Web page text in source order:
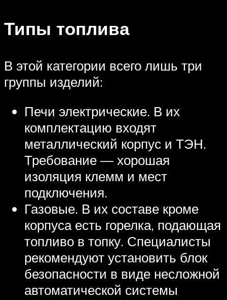
Типы топлива
В этой категории всего лишь три
группы изделий:
Печи электрические. В их
комплектацию входят
металлический корпус и ТЭН.
Требование — хорошая
изоляция клемм и мест
подключения.
Газовые. В их составе кроме
корпуса есть горелка, подающая
топливо в топку. Специалисты
рекомендуют установить блок
безопасности в виде несложной
автоматической системы